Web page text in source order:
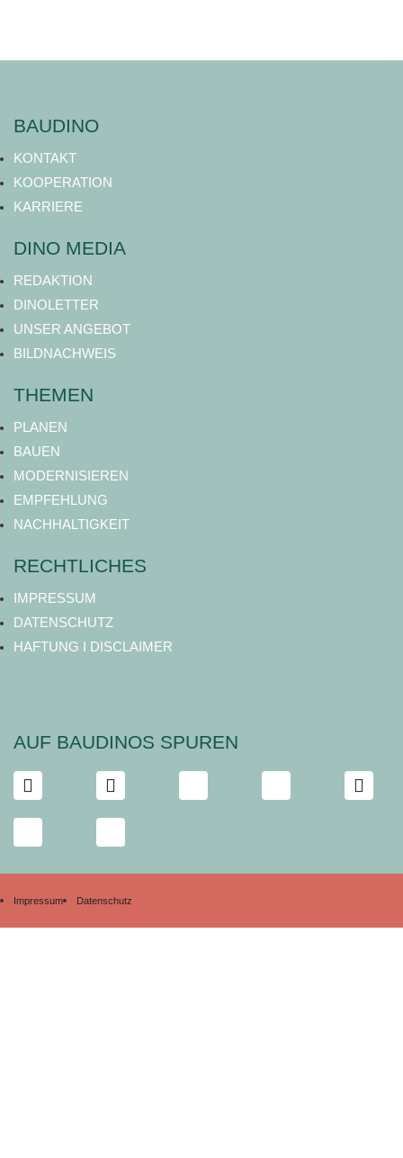
BAUDINO
KONTAKT
KOOPERATION
KARRIERE
DINO MEDIA
REDAKTION
DINOLETTER
UNSER ANGEBOT
BILDNACHWEIS
THEMEN
PLANEN
BAUEN
MODERNISIEREN
EMPFEHLUNG
NACHHALTIGKEIT
RECHTLICHES
IMPRESSUM
DATENSCHUTZ
HAFTUNG I DISCLAIMER
AUF BAUDINOS SPUREN
Impressum Datenschutz